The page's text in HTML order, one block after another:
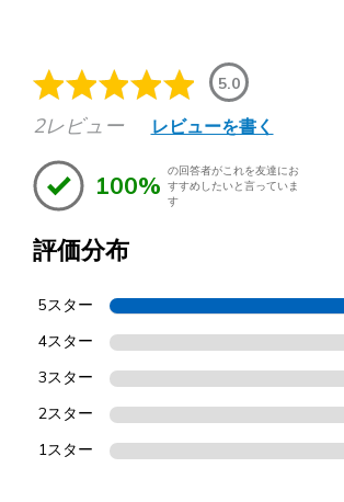
5.0
2レビュー レビューを書く
100% の回答者がこれを友達にお
すすめしたいと言っていま
す
評価分布
5スター
4スター
3スター
2スター
1スター